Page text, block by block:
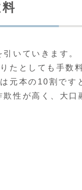
いていきます。
たとしても手数
元本の10割です
性が高く、大口